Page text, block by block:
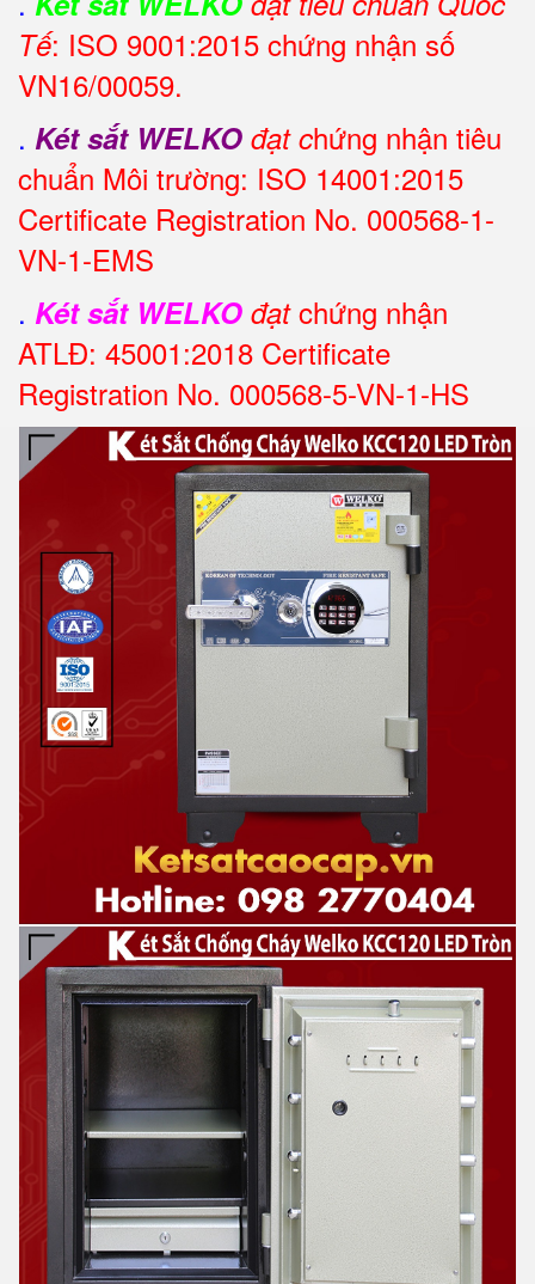
Tế: ISO 9001:2015 chứng nhận số
VN16/00059.
. Két sắt WELKO đạt chứng nhận tiêu
chuẩn Môi trường: ISO 14001:2015
Certificate Registration No. 000568-1-
VN-1-EMS
. Két sắt WELKO đạtchứng nhận
ATLĐ: 45001:2018 Certificate
Registration No. 000568-5-VN-1-HS